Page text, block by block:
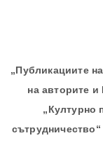
„Публикациите
на авторите
„Културно